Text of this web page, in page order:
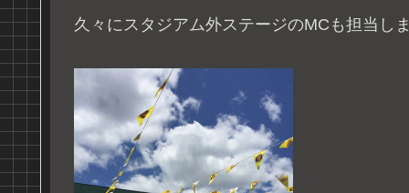
久々にスタジアム外ステージのMCも担当し